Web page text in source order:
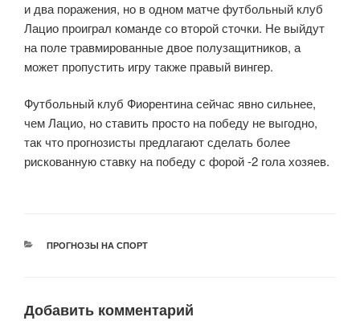
и два поражения, но в одном матче футбольный клуб
Лацио проиграл команде со второй сточки. Не выйдут
на поле травмированные двое полузащитников, а
может пропустить игру также правый вингер.
Футбольный клуб Фиорентина сейчас явно сильнее,
чем Лацио, но ставить просто на победу не выгодно,
так что прогнозисты предлагают сделать более
рискованную ставку на победу с форой -2 гола хозяев.
РУБРИКИ
ПРОГНОЗЫ НА СПОРТ
Добавить комментарий